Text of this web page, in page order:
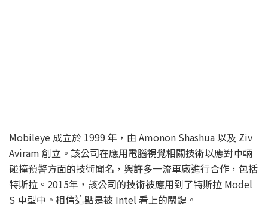
Mobileye 成立於 1999 年，由 Amonon Shashua 以及 Ziv
Aviram 創立。該公司在應用電腦視覺相關技術以應對車輛
碰撞預警方面的技術聞名，與許多一流車廠進行合作，包括
特斯拉。2015年，該公司的技術被應用到了特斯拉 Model
S 車型中。相信這點是被 Intel 看上的關鍵。